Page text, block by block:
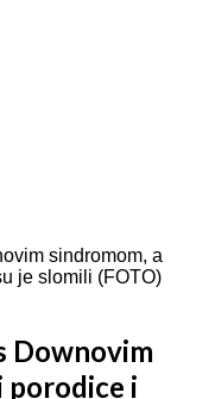
sindromom, a
je slomili (FOTO)
Downovim
porodice i